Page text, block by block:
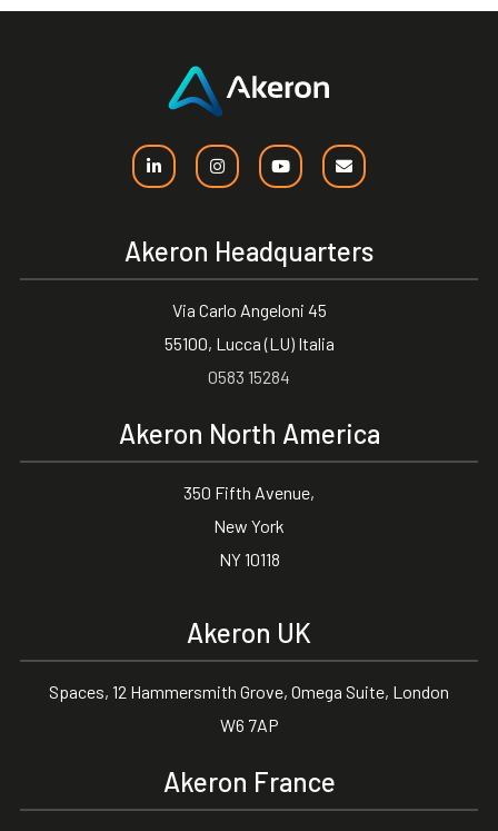
Akeron Headquarters
Via Carlo Angeloni 45
55100, Lucca (LU) Italia
0583 15284
Akeron North America
350 Fifth Avenue,
New York
NY 10118
Akeron UK
Spaces, 12 Hammersmith Grove, Omega Suite, London
W6 7AP
Akeron France